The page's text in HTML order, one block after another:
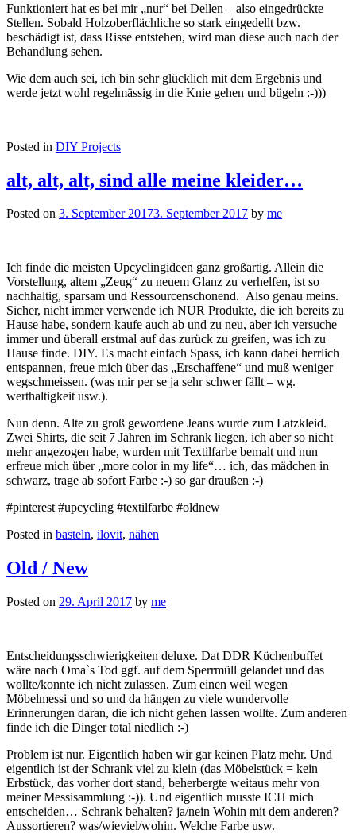
Funktioniert hat es bei mir „nur“ bei Dellen – also eingedrückte
Stellen. Sobald Holzoberflächliche so stark eingedellt bzw.
beschädigt ist, dass Risse entstehen, wird man diese auch nach der
Behandlung sehen.
Wie dem auch sei, ich bin sehr glücklich mit dem Ergebnis und
werde jetzt wohl regelmässig in die Knie gehen und bügeln :-)))
Posted in DIY Projects
alt, alt, alt, sind alle meine kleider…
Posted on 3. September 20173. September 2017 by me
Ich finde die meisten Upcyclingideen ganz großartig. Allein die
Vorstellung, altem „Zeug“ zu neuem Glanz zu verhelfen, ist so
nachhaltig, sparsam und Ressourcenschonend. Also genau meins.
Sicher, nicht immer verwende ich NUR Produkte, die ich bereits zu
Hause habe, sondern kaufe auch ab und zu neu, aber ich versuche
immer und überall erstmal auf das zurück zu greifen, was ich zu
Hause finde. DIY. Es macht einfach Spass, ich kann dabei herrlich
entspannen, freue mich über das „Erschaffene“ und muß weniger
wegschmeissen. (was mir per se ja sehr schwer fällt – wg.
werthaltigkeit usw.).
Nun denn. Alte zu groß gewordene Jeans wurde zum Latzkleid.
Zwei Shirts, die seit 7 Jahren im Schrank liegen, ich aber so nicht
mehr angezogen habe, wurden mit Textilfarbe bemalt und nun
erfreue mich über „more color in my life“… ich, das mädchen in
schwarz, trage ab sofort Farbe :-) so gar draußen :-)
#pinterest #upcycling #textilfarbe #oldnew
Posted in basteln, ilovit, nähen
Old / New
Posted on 29. April 2017 by me
Entscheidungsschwierigkeiten deluxe. Dat DDR Küchenbuffet
wäre nach Oma`s Tod ggf. auf dem Sperrmüll gelandet und das
wollte/konnte ich nicht zulassen. Zum einen weil wegen
Möbelmessi und so und da hängen zu viele wundervolle
Erinnerungen daran, die ich nicht gehen lassen wollte. Zum anderen
finde ich die Dinger total niedlich :-)
Problem ist nur. Eigentlich haben wir gar keinen Platz mehr. Und
eigentlich ist der Schrank viel zu klein (das Möbelstück = kein
Erbstück, das vorher dort stand, beherbergte weitaus mehr von
meiner Messisammlung :-)). Und eigentlich musste ICH mich
entscheiden… Schrank behalten? ja/nein Wohin mit dem anderen?
Aussortieren? was/wieviel/wohin. Welche Farbe usw.